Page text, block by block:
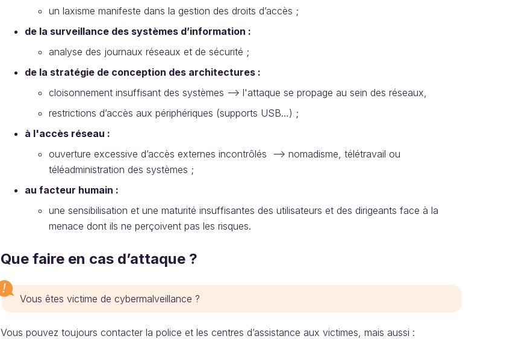
un laxisme manifeste dans la gestion des droits d’accès ;
de la surveillance des systèmes d’information :
analyse des journaux réseaux et de sécurité ;
de la stratégie de conception des architectures :
cloisonnement insuffisant des systèmes --> l'attaque se propage au sein des réseaux,
restrictions d’accès aux périphériques (supports USB…) ;
à l'accès réseau :
ouverture excessive d’accès externes incontrôlés --> nomadisme, télétravail ou
téléadministration des systèmes ;
au facteur humain :
une sensibilisation et une maturité insuffisantes des utilisateurs et des dirigeants face à la
menace dont ils ne perçoivent pas les risques.
Que faire en cas d’attaque ?
Vous êtes victime de cybermalveillance ?
Vous pouvez toujours contacter la police et les centres d’assistance aux victimes, mais aussi :